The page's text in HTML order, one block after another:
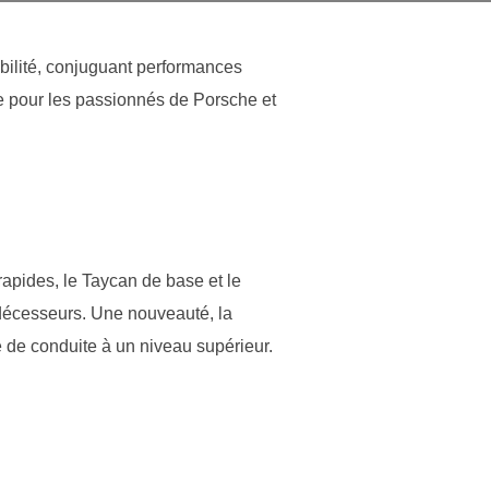
conjuguant performances
pour les passionnés de Porsche et
le Taycan de base et le
Une nouveauté, la
conduite à un niveau supérieur.